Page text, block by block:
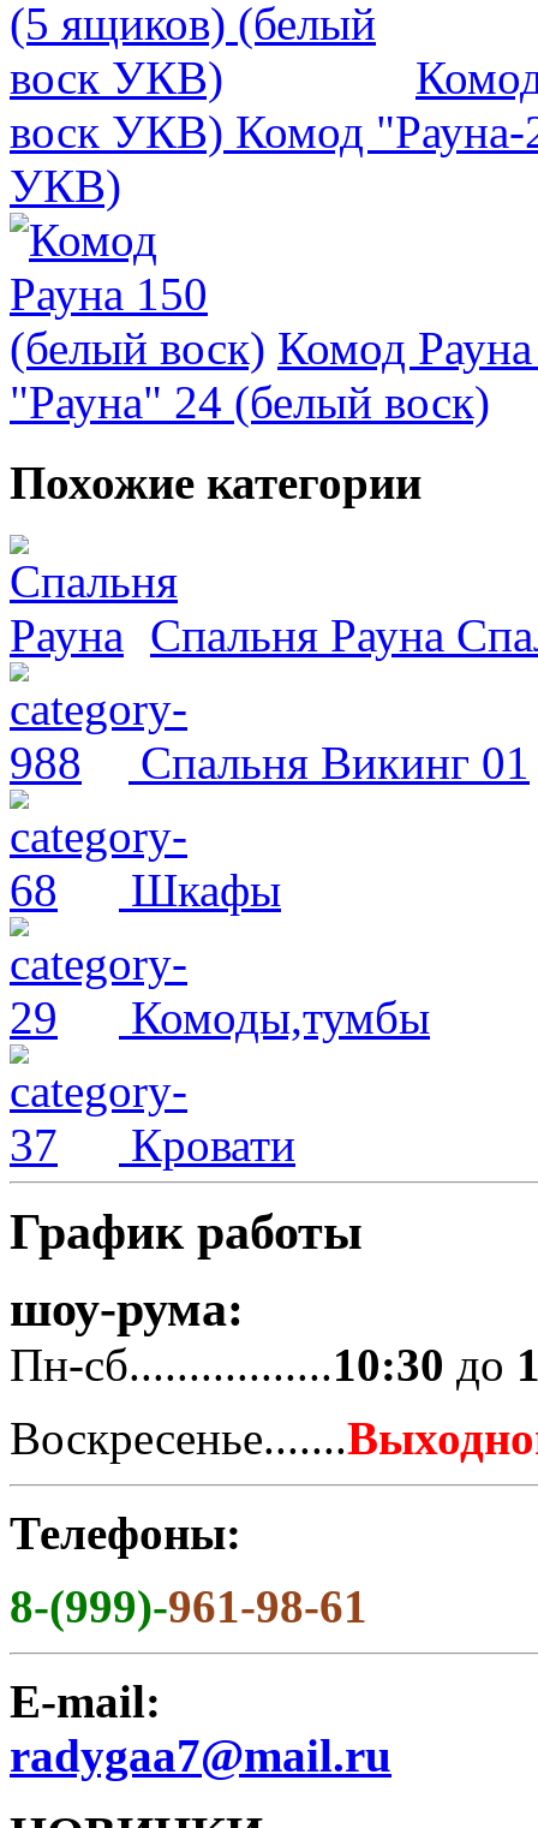
воск УКВ) Комод
УКВ)
Комод
"Рауна" 24 (белый воск)
Похожие категории
Спальня Рауна
Спальня Викинг 01
Шкафы
Комоды,тумбы
Кровати
График работы
шоу-рума:
Пн-сб.................10:30 до
Воскресенье.......
Телефоны:
8-(999)-961-98-61
E-mail:
radygaa7@mail.ru